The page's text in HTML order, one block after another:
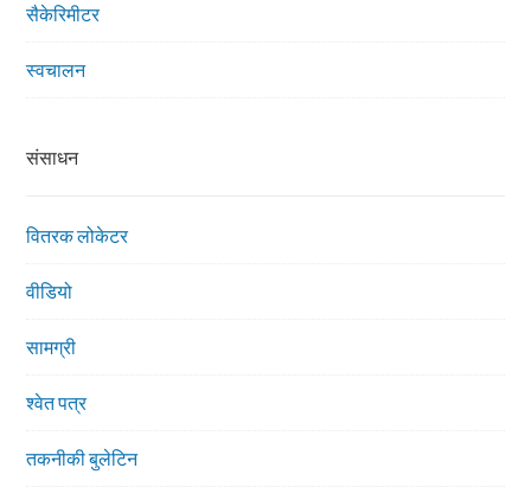
सैकेरिमीटर
स्वचालन
संसाधन
वितरक लोकेटर
वीडियो
सामग्री
श्वेत पत्र
तकनीकी बुलेटिन